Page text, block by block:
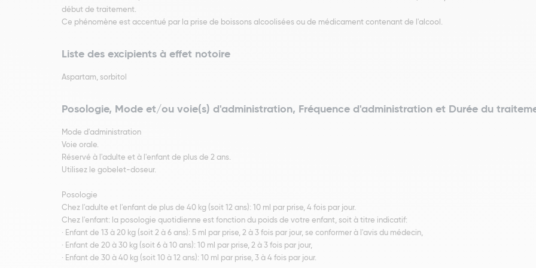
début de traitement.
Ce phénomène est accentué par la prise de boissons alcoolisées ou de médicament contenant de l'alcool.
Liste des excipients à effet notoire
Aspartam, sorbitol
Posologie, Mode et/ou voie(s) d'administration, Fréquence d'administration et Durée du
Mode d'administration
Voie orale.
Réservé à l'adulte et à l'enfant de plus de 2 ans.
Utilisez le gobelet-doseur.
Posologie
Chez l'adulte et l'enfant de plus de 40 kg (soit 12 ans): 10 ml par prise, 4 fois par jour.
Chez l'enfant: la posologie quotidienne est fonction du poids de votre enfant, soit à titre indicatif:
· Enfant de 13 à 20 kg (soit 2 à 6 ans): 5 ml par prise, 2 à 3 fois par jour, se conformer à l'avis du médecin,
· Enfant de 20 à 30 kg (soit 6 à 10 ans): 10 ml par prise, 2 à 3 fois par jour,
· Enfant de 30 à 40 kg (soit 10 à 12 ans): 10 ml par prise, 3 à 4 fois par jour.